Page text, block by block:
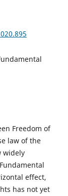
Freedom of
law of the
widely
effect,
has not yet